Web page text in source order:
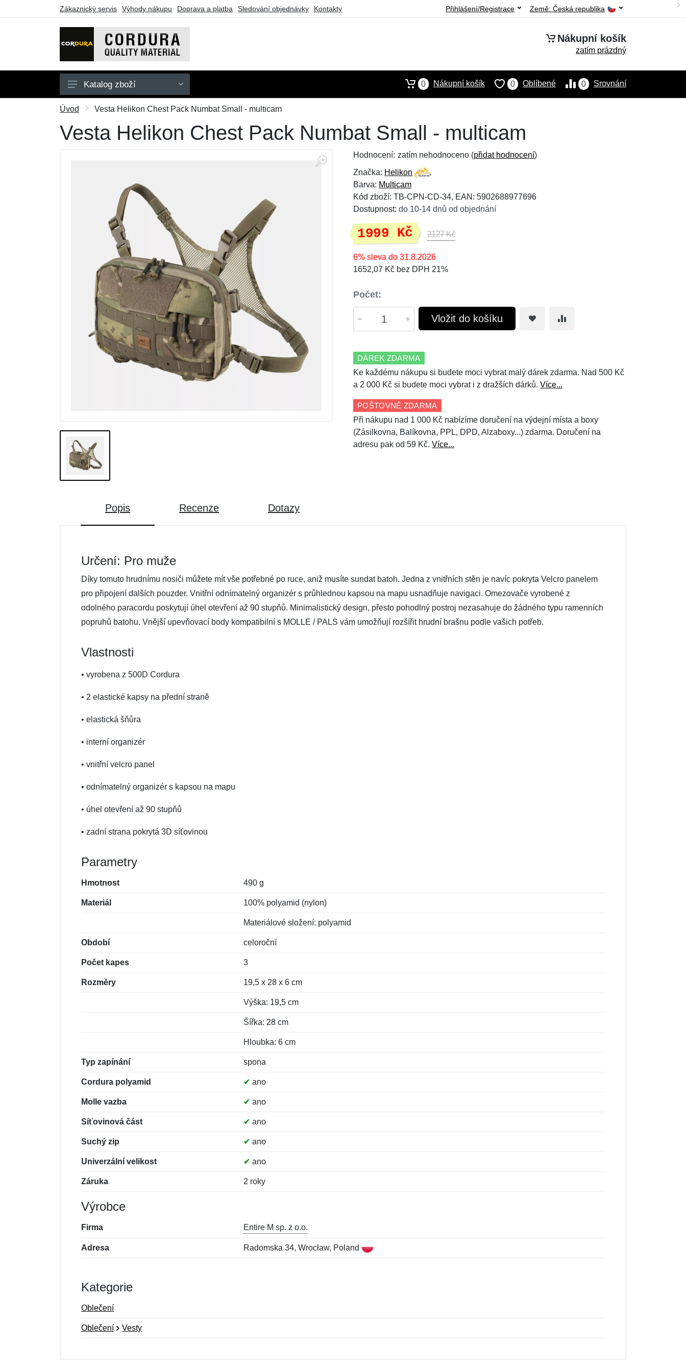
Zákaznický servis Výhody nákupu Doprava a platba Sledování objednávky Kontakty Země: Česká republika
Přihlášení/Registrace
Nákupní košík
zatím prázdný
Oblečení
Doplňky
Dárkové poukazy
Katalog zboží 0 Srovnání
0 Oblíbené
0 Nákupní košík
Úvod Vesta Helikon Chest Pack Numbat Small - multicam
Vesta Helikon Chest Pack Numbat Small - multicam
Hodnocení: zatím nehodnoceno (přidat hodnocení)
Značka: Helikon
Barva: Multicam
Kód zboží: TB-CPN-CD-34, EAN: 5902688977696
Dostupnost: do 10-14 dnů od objednání
1999 Kč 2127 Kč
6% sleva do 31.8.2026
1652,07 Kč bez DPH 21%
Počet:
Vložit do košíku
DÁREK ZDARMA
Ke každému nákupu si budete moci vybrat malý dárek zdarma. Nad 500 Kč
a 2 000 Kč si budete moci vybrat i z dražších dárků. Více...
POŠTOVNÉ ZDARMA
Při nákupu nad 1 000 Kč nabízíme doručení na výdejní místa a boxy
(Zásilkovna, Balíkovna, PPL, DPD, Alzaboxy...) zdarma. Doručení na
adresu pak od 59 Kč. Více...
Popis Recenze Dotazy
Určení: Pro muže
Díky tomuto hrudnímu nosiči můžete mít vše potřebné po ruce, aniž musíte sundat batoh. Jedna z vnitřních stěn je navíc pokryta Velcro panelem
pro připojení dalších pouzder. Vnitřní odnímatelný organizér s průhlednou kapsou na mapu usnadňuje navigaci. Omezovače vyrobené z
odolného paracordu poskytují úhel otevření až 90 stupňů. Minimalistický design, přesto pohodlný postroj nezasahuje do žádného typu ramenních
popruhů batohu. Vnější upevňovací body kompatibilní s MOLLE / PALS vám umožňují rozšířit hrudní brašnu podle vašich potřeb.
Vlastnosti
• vyrobena z 500D Cordura
• 2 elastické kapsy na přední straně
• elastická šňůra
• interní organizér
• vnitřní velcro panel
• odnímatelný organizér s kapsou na mapu
• úhel otevření až 90 stupňů
• zadní strana pokrytá 3D síťovinou
Parametry
Hmotnost 490 g
Materiál 100% polyamid (nylon)
Materiálové složení: polyamid
Období celoroční
Počet kapes 3
Rozměry 19,5 x 28 x 6 cm
Výška: 19,5 cm
Šířka: 28 cm
Hloubka: 6 cm
Typ zapínání spona
Cordura polyamid ✔ ano
Molle vazba ✔ ano
Síťovinová část ✔ ano
Suchý zip ✔ ano
Univerzální velikost ✔ ano
Záruka 2 roky
Výrobce
Firma Entire M sp. z o.o.
Adresa Radomska 34, Wrocław, Poland
Kategorie
Oblečení
Oblečení Vesty